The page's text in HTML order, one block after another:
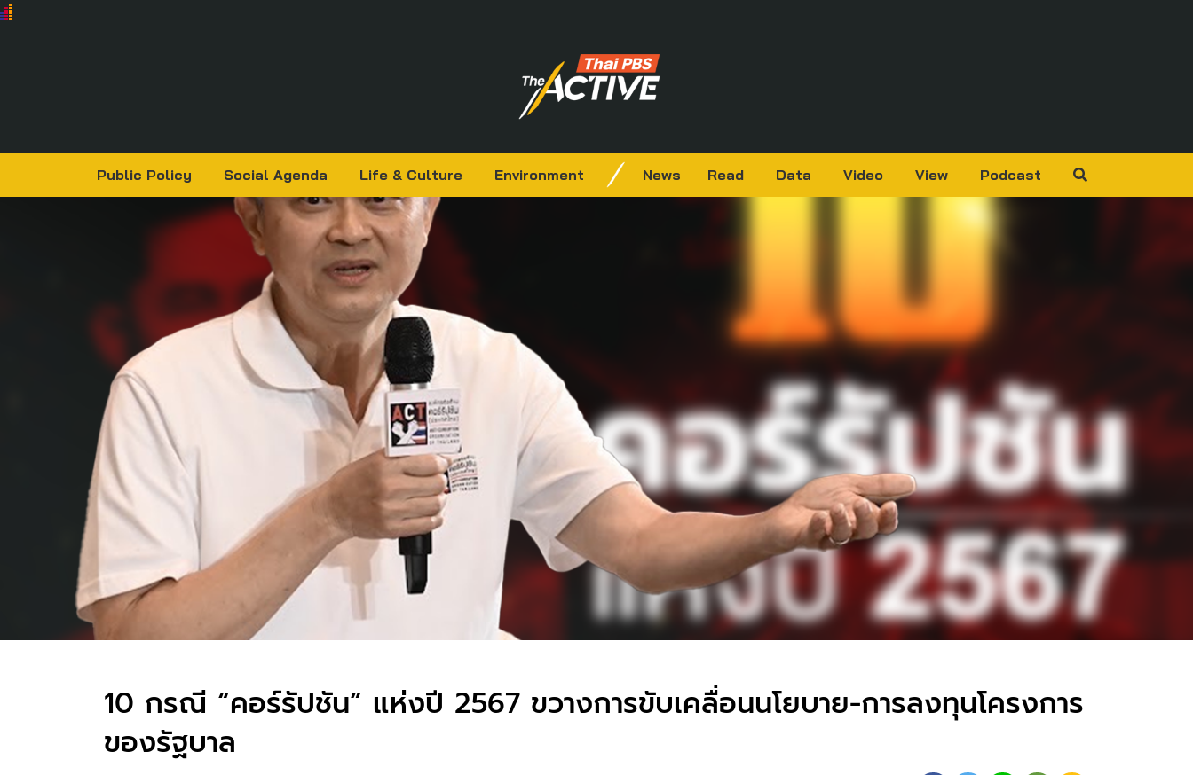
Public Policy Social Agenda Life & Culture Environment News Read Data Video View Podcast
10 กรณี “คอร์รัปชัน” แห่งปี 2567 ขวางการขับเคลื่อนนโยบาย-การลงทุนโครงการ
ของรัฐบาล